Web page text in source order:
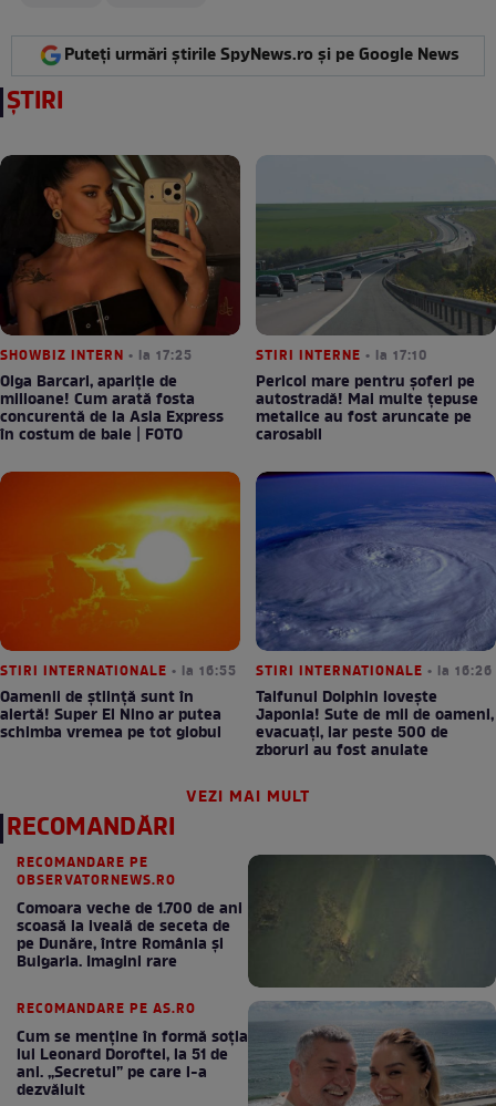
Puteți urmări știrile SpyNews.ro și pe Google News
ȘTIRI
SHOWBIZ INTERN • la 17:25
Olga Barcari, apariție de
milioane! Cum arată fosta
concurentă de la Asia Express
în costum de baie | FOTO
STIRI INTERNE • la 17:10
Pericol mare pentru șoferi pe
autostradă! Mai multe țepuse
metalice au fost aruncate pe
carosabil
STIRI INTERNATIONALE • la 16:55
Oamenii de știință sunt în
alertă! Super El Nino ar putea
schimba vremea pe tot globul
STIRI INTERNATIONALE • la 16:26
Taifunul Dolphin lovește
Japonia! Sute de mii de oameni,
evacuați, iar peste 500 de
zboruri au fost anulate
VEZI MAI MULT
RECOMANDĂRI
RECOMANDARE PE
OBSERVATORNEWS.RO
Comoara veche de 1.700 de ani
scoasă la iveală de seceta de
pe Dunăre, între România şi
Bulgaria. Imagini rare
RECOMANDARE PE AS.RO
Cum se menţine în formă soţia
lui Leonard Doroftei, la 51 de
ani. „Secretul” pe care l-a
dezvăluit